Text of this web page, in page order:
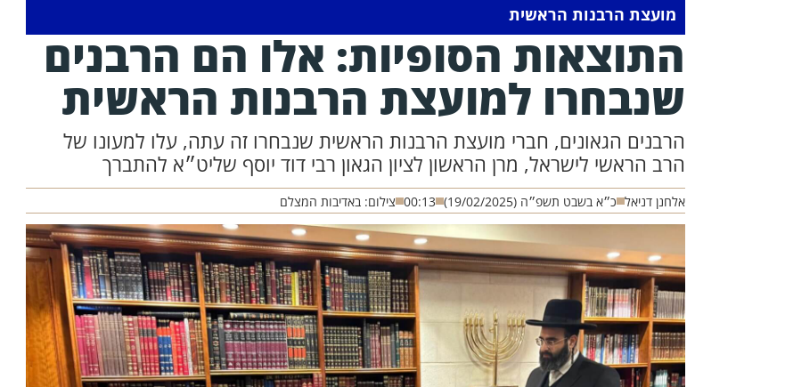
מועצת הרבנות הראשית
התוצאות הסופיות: אלו הם הרבנים
שנבחרו למועצת הרבנות הראשית
הרבנים הגאונים, חברי מועצת הרבנות הראשית שנבחרו זה עתה, עלו למעונו של
הרב הראשי לישראל, מרן הראשון לציון הגאון רבי דוד יוסף שליט״א להתברך
אלחנן דניאל כ״א בשבט תשפ״ה (19/02/2025) 00:13 צילום: באדיבות המצלם